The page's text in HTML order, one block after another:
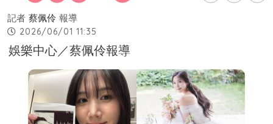
記者 蔡佩伶 報導
2026/06/01 11:35
娛樂中心／蔡佩伶報導